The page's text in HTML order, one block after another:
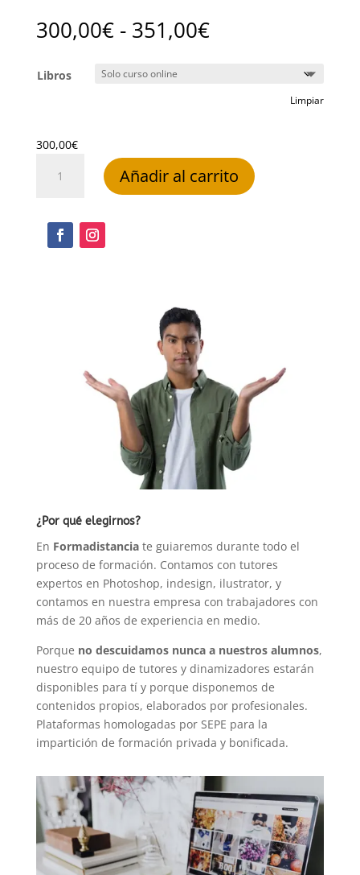
300,00€ - 351,00€Rango
de
Libros
Limpiar
300,00€
Photoshop
Añadir al carrito
¿Por qué elegirnos?
En Formadistanciate guiaremos durante todo el
proceso de formación. Contamos con tutores
expertos en Photoshop, indesign, ilustrator, y
contamos en nuestra empresa con trabajadores con
más de 20 años de experiencia en medio.
Porque no descuidamos nunca a nuestros alumnos,
nuestro equipo de tutores y dinamizadores estarán
disponibles para tí y porque disponemos de
contenidos propios, elaborados por profesionales.
Plataformas homologadas por SEPE para la
impartición de formación privada y bonificada.